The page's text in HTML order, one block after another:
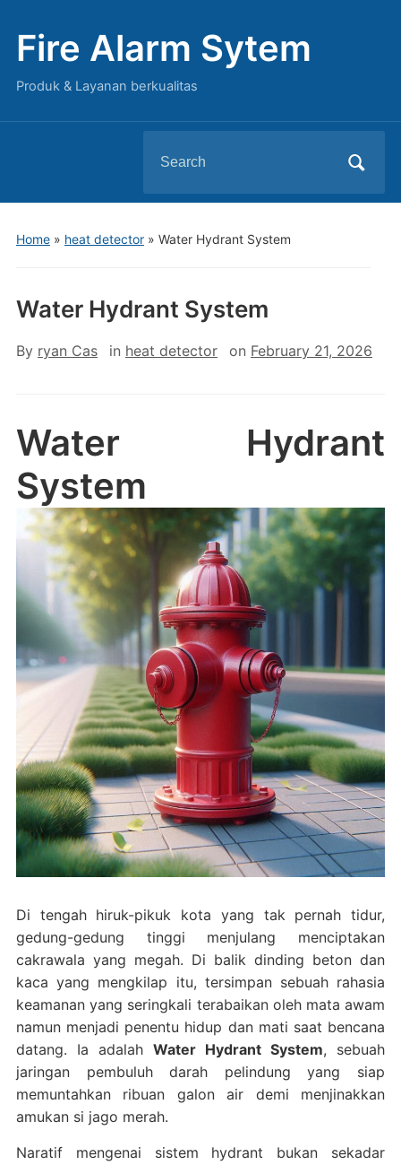
Fire Alarm Sytem
Produk & Layanan berkualitas
for:
Home» heat detector» Water Hydrant System
Water Hydrant System
By ryan Cas in heat detector on February 21, 2026
Water Hydrant
System
Di tengah hiruk-pikuk kota yang tak pernah tidur,
gedung-gedung tinggi menjulang menciptakan
cakrawala yang megah. Di balik dinding beton dan
kaca yang mengkilap itu, tersimpan sebuah rahasia
keamanan yang seringkali terabaikan oleh mata awam
namun menjadi penentu hidup dan mati saat bencana
datang. Ia adalah Water Hydrant System, sebuah
jaringan pembuluh darah pelindung yang siap
memuntahkan ribuan galon air demi menjinakkan
amukan si jago merah.
Naratif mengenai sistem hydrant bukan sekadar